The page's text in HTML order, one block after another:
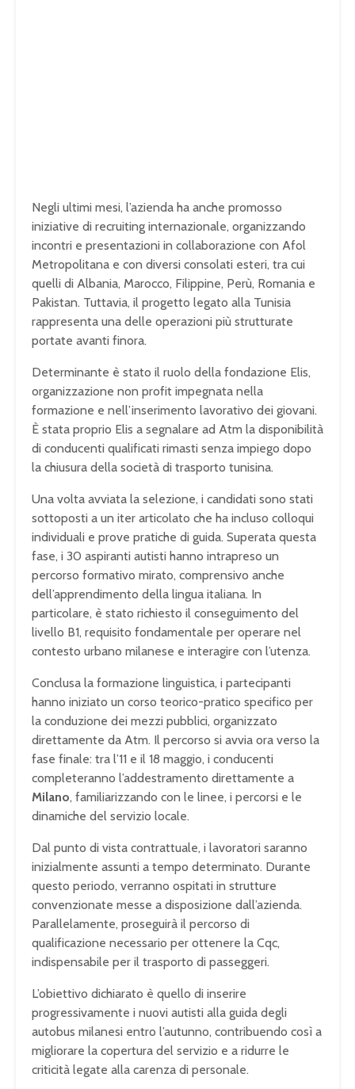
Negli ultimi mesi, l’azienda ha anche promosso
iniziative di recruiting internazionale, organizzando
incontri e presentazioni in collaborazione con Afol
Metropolitana e con diversi consolati esteri, tra cui
quelli di Albania, Marocco, Filippine, Perù, Romania e
Pakistan. Tuttavia, il progetto legato alla Tunisia
rappresenta una delle operazioni più strutturate
portate avanti finora.
Determinante è stato il ruolo della fondazione Elis,
organizzazione non profit impegnata nella
formazione e nell’inserimento lavorativo dei giovani.
È stata proprio Elis a segnalare ad Atm la disponibilità
di conducenti qualificati rimasti senza impiego dopo
la chiusura della società di trasporto tunisina.
Una volta avviata la selezione, i candidati sono stati
sottoposti a un iter articolato che ha incluso colloqui
individuali e prove pratiche di guida. Superata questa
fase, i 30 aspiranti autisti hanno intrapreso un
percorso formativo mirato, comprensivo anche
dell’apprendimento della lingua italiana. In
particolare, è stato richiesto il conseguimento del
livello B1, requisito fondamentale per operare nel
contesto urbano milanese e interagire con l’utenza.
Conclusa la formazione linguistica, i partecipanti
hanno iniziato un corso teorico-pratico specifico per
la conduzione dei mezzi pubblici, organizzato
direttamente da Atm. Il percorso si avvia ora verso la
fase finale: tra l’11 e il 18 maggio, i conducenti
completeranno l’addestramento direttamente a
Milano, familiarizzando con le linee, i percorsi e le
dinamiche del servizio locale.
Dal punto di vista contrattuale, i lavoratori saranno
inizialmente assunti a tempo determinato. Durante
questo periodo, verranno ospitati in strutture
convenzionate messe a disposizione dall’azienda.
Parallelamente, proseguirà il percorso di
qualificazione necessario per ottenere la Cqc,
indispensabile per il trasporto di passeggeri.
L’obiettivo dichiarato è quello di inserire
progressivamente i nuovi autisti alla guida degli
autobus milanesi entro l’autunno, contribuendo così a
migliorare la copertura del servizio e a ridurre le
criticità legate alla carenza di personale.